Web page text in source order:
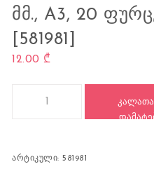
ᲛᲛ., A3, 20
[581981]
12.00 ₾
არტიკული:581981